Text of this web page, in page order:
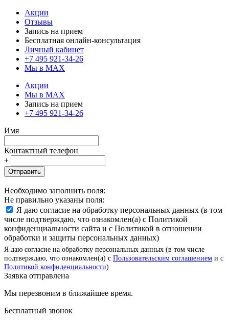
Акции
Отзывы
Запись на прием
Бесплатная онлайн-консультация
Личный кабинет
+7 495 921-34-26
Мы в MAX
Акции
Мы в MAX
Запись на прием
+7 495 921-34-26
Имя
Контактный телефон
+
Отправить
Необходимо заполнить поля:
Не правильно указаны поля:
Я даю согласие на обработку персональных данных (в том
числе подтверждаю, что ознакомлен(а) с Политикой
конфиденциальности сайта и с Политикой в отношении
обработки и защиты персональных данных)
Я даю согласие на обработку персональных данных (в том числе
подтверждаю, что ознакомлен(а) с Пользовательским соглашением и с
Политикой конфиденциальности)
Заявка отправлена
Мы перезвоним в ближайшее время.
Бесплатный звонок